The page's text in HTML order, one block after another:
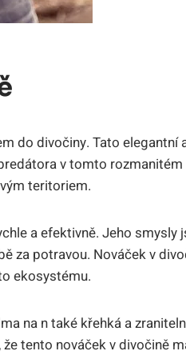
do divočiny. Tato elegantní
v tomto rozmanitém
teritoriem.
a efektivně. Jeho smysly
za potravou. Nováček v
ekosystému.
na n také křehká a
tento nováček v divočině